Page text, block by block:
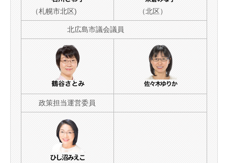
（札幌市北区) （北区）
北広島市議会議員
政策担当運営委員